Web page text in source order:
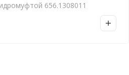
656.1308011